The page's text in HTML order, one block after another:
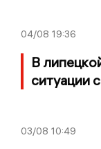
04/08 19:36
В
ситуации
03/08 10:49